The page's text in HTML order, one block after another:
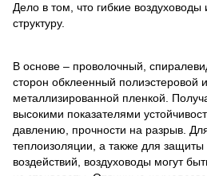
Дело в том, что гибкие
структуру.
В основе – проволочный,
сторон обклеенный полиэстеровой
металлизированной пленкой.
высокими показателями
давлению, прочности на разрыв.
теплоизоляции, а также для защиты
воздействий, воздуховоды могут